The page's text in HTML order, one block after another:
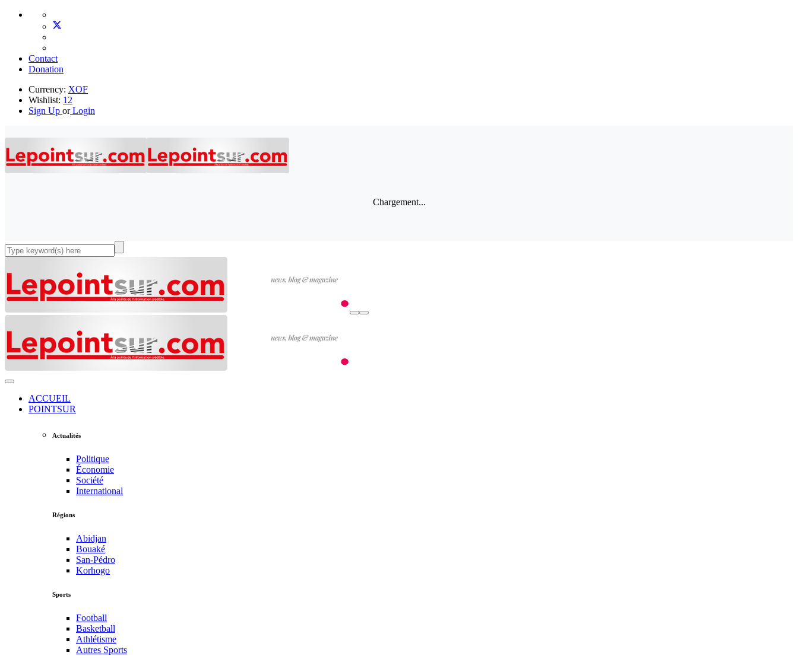
Contact
Donation
Currency: XOF
Wishlist: 12
Sign Up orLogin
Chargement...
ACCUEIL
POINTSUR
Actualités
Politique
Économie
Société
International
Régions
Abidjan
Bouaké
San-Pédro
Korhogo
Sports
Football
Basketball
Athlétisme
Autres Sports